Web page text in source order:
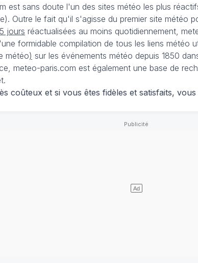
est sans doute l'un des sites météo les plus
Outre le fait qu'il s'agisse du premier site météo
jours réactualisées au moins quotidiennement,
formidable compilation de tous les liens
météo) sur les événements météo depuis 1850
meteo-paris.com est également une base de
coûteux et si vous êtes fidèles et satisfaits,